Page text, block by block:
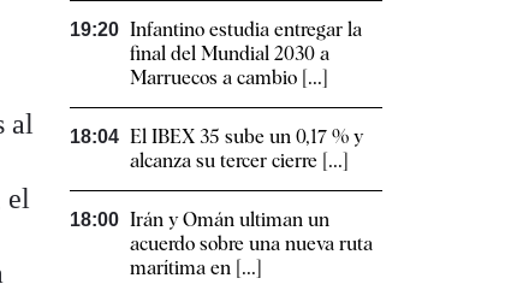
al
el
19:20 Infantino estudia entregar la
final del Mundial 2030 a
Marruecos a cambio [...]
18:04 El IBEX 35 sube un 0,17 % y
alcanza su tercer cierre [...]
18:00 Irán y Omán ultiman un
acuerdo sobre una nueva ruta
marítima en [...]